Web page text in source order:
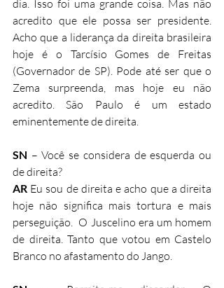
dia. Isso foi uma grande coisa. Mas não
acredito que ele possa ser presidente.
Acho que a liderança da direita brasileira
hoje é o Tarcísio Gomes de Freitas
(Governador de SP). Pode até ser que o
Zema surpreenda, mas hoje eu não
acredito. São Paulo é um estado
eminentemente de direita.
SN – Você se considera de esquerda ou
de direita?
AR Eu sou de direita e acho que a direita
hoje não significa mais tortura e mais
perseguição.  O Juscelino era um homem
de direita. Tanto que votou em Castelo
Branco no afastamento do Jango.